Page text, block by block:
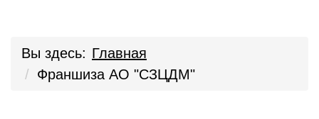
Вы здесь: Главная
Франшиза АО "СЗЦДМ"